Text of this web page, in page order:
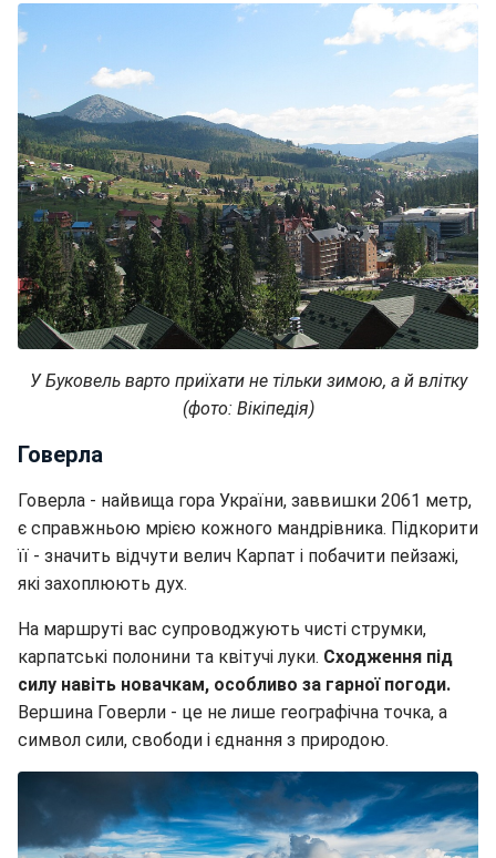
У Буковель варто приїхати не тільки зимою, а й влітку
(фото: Вікіпедія)
Говерла
Говерла - найвища гора України, заввишки 2061 метр,
є справжньою мрією кожного мандрівника. Підкорити
її - значить відчути велич Карпат і побачити пейзажі,
які захоплюють дух.
На маршруті вас супроводжують чисті струмки,
карпатські полонини та квітучі луки. Сходження під
силу навіть новачкам, особливо за гарної погоди.
Вершина Говерли - це не лише географічна точка, а
символ сили, свободи і єднання з природою.